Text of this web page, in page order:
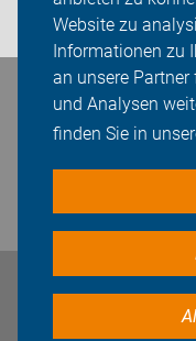
Website zu
Informationen zu
an unsere
und Analysen
finden Sie in
Login
Bleiben Sie in